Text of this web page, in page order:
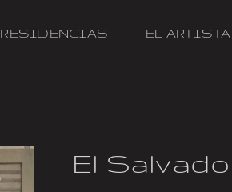
RESIDENCIAS EL ARTISTA
El